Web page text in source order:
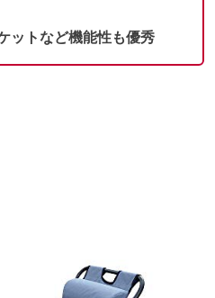
ットなど機能性も優秀